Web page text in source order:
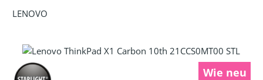
LENOVO
Bildergalerie überspringen
Wie neu